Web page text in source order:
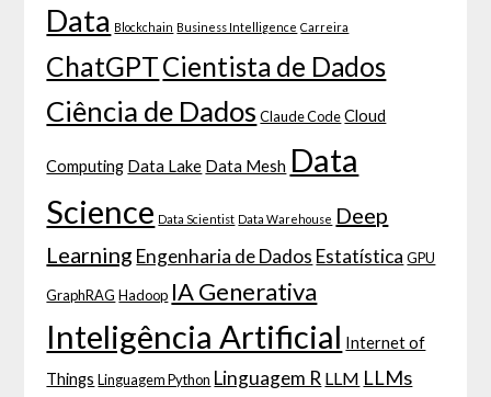
Data Blockchain Business Intelligence Carreira
ChatGPTCientista de Dados
Ciência de Dados Claude Code Cloud
Computing Data Lake Data Mesh Data
Science Data Scientist Data Warehouse Deep
Learning Engenharia de Dados Estatística GPU
GraphRAG Hadoop IA Generativa
Inteligência Artificial Internet of
Things Linguagem Python Linguagem R LLM LLMs